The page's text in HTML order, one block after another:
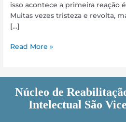
isso acontece a primeira reação
Muitas vezes tristeza e revolta,
[…]
Read More »
Núcleo de
Intelectual São